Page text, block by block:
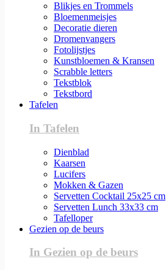
Blikjes en Trommels
Bloemenmeisjes
Decoratie dieren
Dromenvangers
Fotolijstjes
Kunstbloemen & Kransen
Scrabble letters
Tekstblok
Tekstbord
Tafelen
In Tafelen
Dienblad
Kaarsen
Lucifers
Mokken & Gazen
Servetten Cocktail 25x25 cm
Servetten Lunch 33x33 cm
Tafelloper
Gezien op de beurs
In Gezien op de beurs